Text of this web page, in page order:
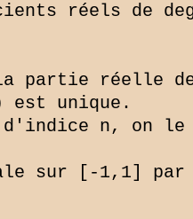
réels de
la partie réelle
est unique.
d'indice n, on
sur [-1,1] par